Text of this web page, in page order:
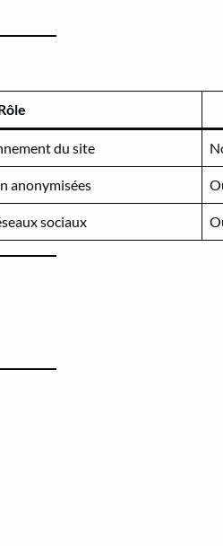
du site
anonymisées
sociaux